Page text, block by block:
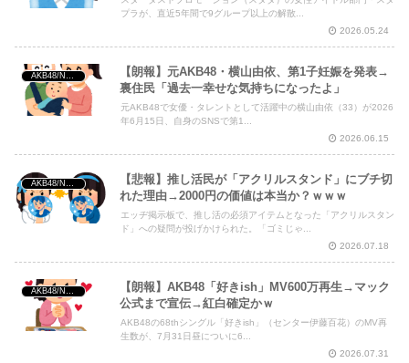
Powered by livedoor 相互RSS
プラが、直近5年間で9グループ以上の解散...
2026.05.24
AKB48/NGT48/他アイドル
【朗報】元AKB48・横山由依、第1子妊娠を発表→
裏住民「過去一幸せな気持ちになったよ」
元AKB48で女優・タレントとして活躍中の横山由依（33）が2026
年6月15日、自身のSNSで第1...
2026.06.15
AKB48/NGT48/他アイドル
【悲報】推し活民が「アクリルスタンド」にブチ切
れた理由→2000円の価値は本当か？ｗｗｗ
エッヂ掲示板で、推し活の必須アイテムとなった「アクリルスタン
ド」への疑問が投げかけられた。「ゴミじゃ...
2026.07.18
AKB48/NGT48/他アイドル
【朗報】AKB48「好きish」MV600万再生→マック
公式まで宣伝→紅白確定かｗ
AKB48の68thシングル「好きish」（センター伊藤百花）のMV再
生数が、7月31日昼についに6...
2026.07.31